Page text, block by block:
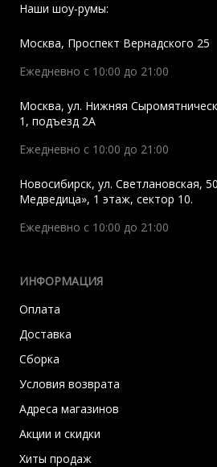
Наши шоу-румы:
Москва, Проспект Вернадского 25
Ежедневно с 10:00 до 21:00
Москва, ул. Нижняя
1, подъезд 2A
Ежедневно с 10:00 до 21:00
Новосибирск, ул. Светлановская,
Медведица», 1 этаж, сектор 10.
Ежедневно с 10:00 до 21:00
ИНФОРМАЦИЯ
Оплата
Доставка
Сборка
Условия возврата
Адреса магазинов
Акции и скидки
Хиты продаж